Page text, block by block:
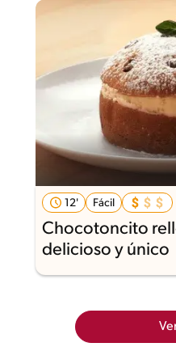
12' Fácil
Chocotoncito
delicioso y único